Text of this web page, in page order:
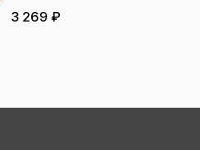
3 269 ₽